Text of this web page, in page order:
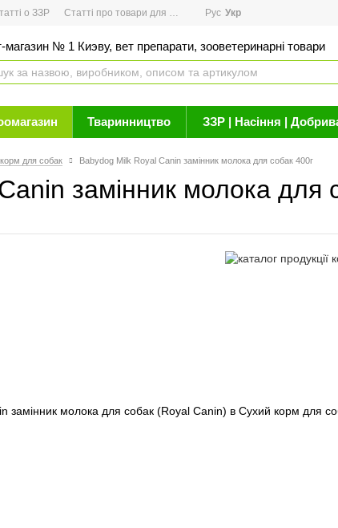
о ЗЗР Статті про товари для здоров'я Новини
Рус Укр
магазин № 1 Киэву, вет препарати, зооветеринарні товари
Тваринництво ЗЗР | Насіння |
для собак Babydog Milk Royal Canin замінник молока для собак 400г
замінник молока для